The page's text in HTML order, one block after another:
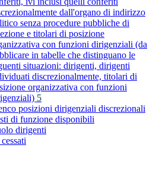
dall'organo di indirizzo
senza procedure pubbliche di
e titolari di posizione
con funzioni dirigenziali (da
in tabelle che distinguano le
situazioni: dirigenti, dirigenti
discrezionalmente, titolari di
organizzativa con funzioni
5
posizioni dirigenziali discrezionali
di funzione disponibili
dirigenti